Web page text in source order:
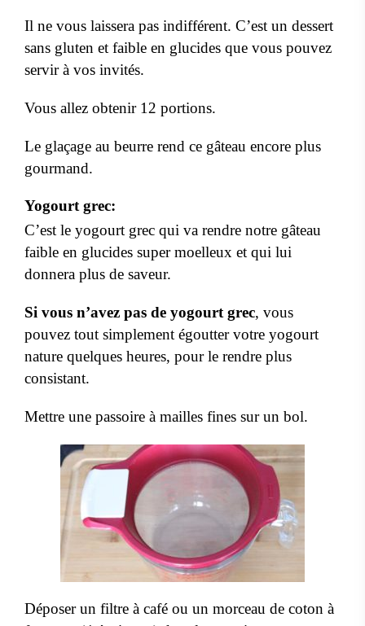
Il ne vous laissera pas indifférent. C’est un dessert
sans gluten et faible en glucides que vous pouvez
servir à vos invités.
Vous allez obtenir 12 portions.
Le glaçage au beurre rend ce gâteau encore plus
gourmand.
Yogourt grec:
C’est le yogourt grec qui va rendre notre gâteau
faible en glucides super moelleux et qui lui
donnera plus de saveur.
Si vous n’avez pas de yogourt grec, vous
pouvez tout simplement égoutter votre yogourt
nature quelques heures, pour le rendre plus
consistant.
Mettre une passoire à mailles fines sur un bol.
Déposer un filtre à café ou un morceau de coton à